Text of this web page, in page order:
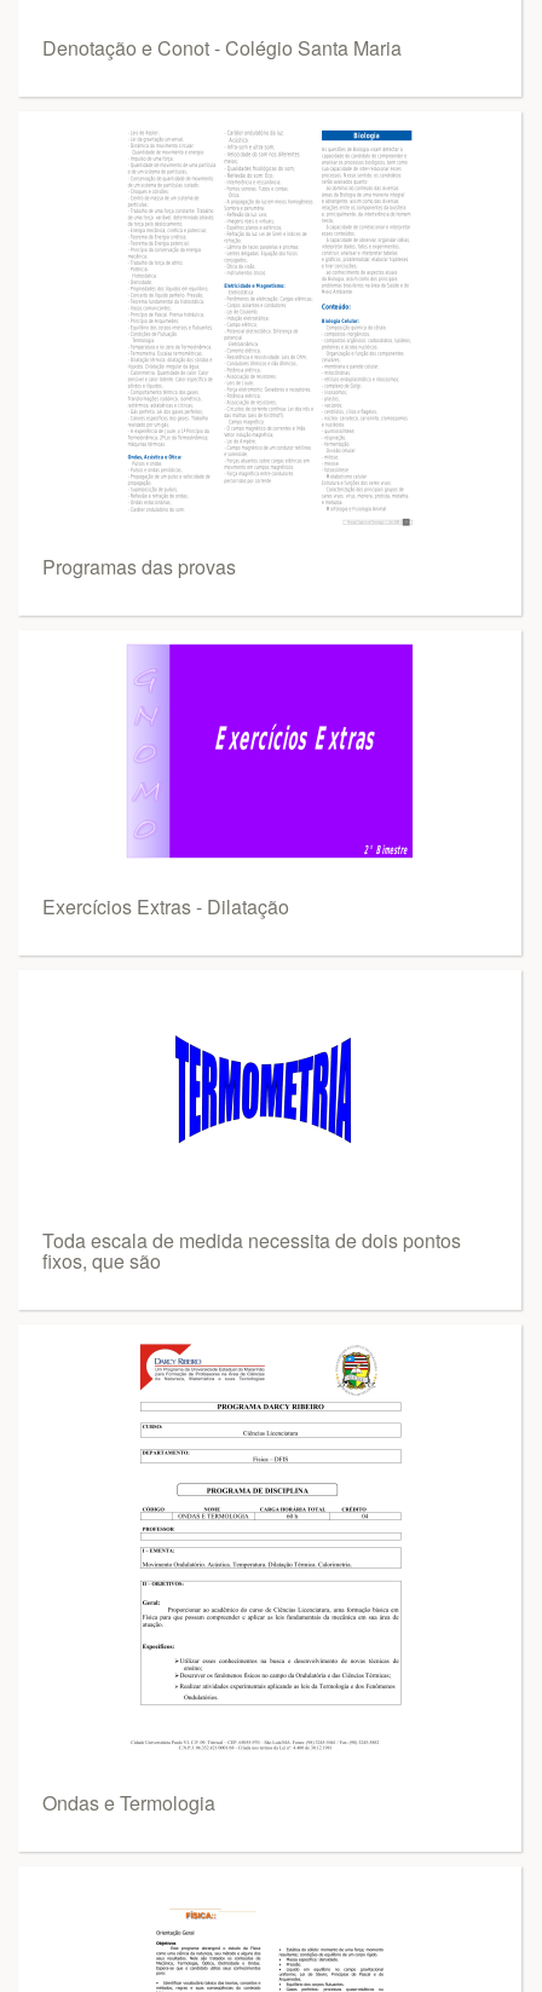
Denotação e Conot - Colégio Santa Maria
Programas das provas
Exercícios Extras - Dilatação
Toda escala de medida necessita de dois pontos
fixos, que são
Ondas e Termologia